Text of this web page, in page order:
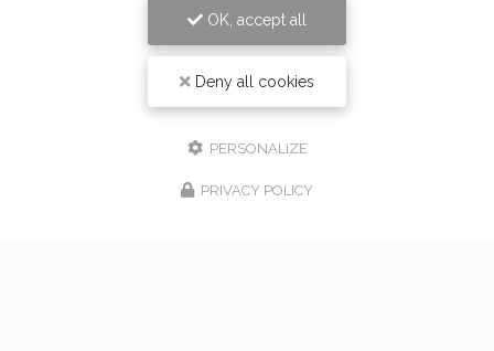
OK, accept all
Deny all cookies
PERSONALIZE
PRIVACY POLICY